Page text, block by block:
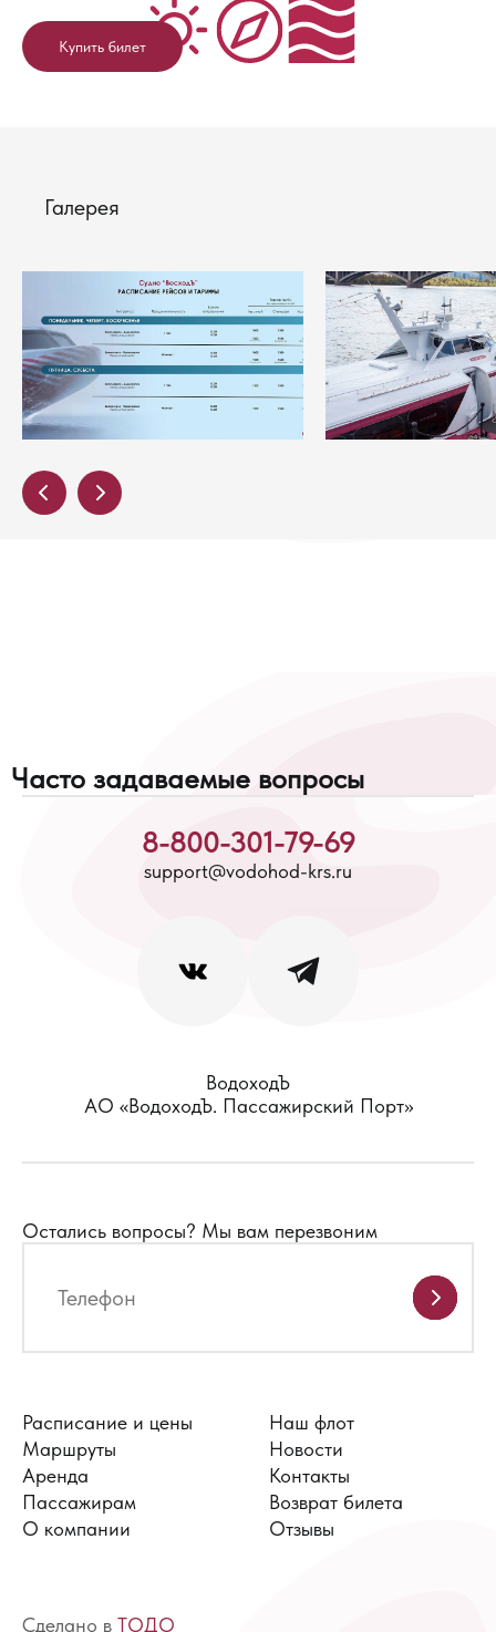
Купить билет
Галерея
Часто задаваемые вопросы
8-800-301-79-69
support@vodohod-krs.ru
ВодоходЪ
АО «ВодоходЪ. Пассажирский Порт»
Остались вопросы? Мы вам перезвоним
Расписание и цены
Маршруты
Аренда
Пассажирам
О компании
Наш флот
Новости
Контакты
Возврат билета
Отзывы
Сделано в ТОДО